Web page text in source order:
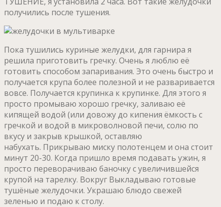
получились после тушения.
Пока тушились куриные желудки, для гарнира я
решила приготовить гречку. Очень я люблю её
готовить способом запаривания. Это очень быстро и
получается крупа более полезной и не разваривается
вовсе. Получается крупинка к крупинке. Для этого я
просто промываю хорошо гречку, заливаю её
кипящей водой (или довожу до кипения ёмкость с
гречкой и водой в микроволновой печи, солю по
вкусу и закрыв крышкой, оставляю
набухать. Прикрываю миску полотенцем и она стоит
минут 20-30. Когда пришло время подавать ужин, я
просто переворачиваю баночку с увеличившейся
крупой на тарелку. Вокруг Выкладываю готовые
тушёные желудочки. Украшаю блюдо свежей
зеленью и подаю к столу.